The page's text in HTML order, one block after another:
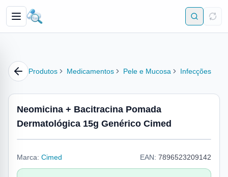
Produtos Medicamentos Pele e Mucosa Infecções
Neomicina + Bacitracina Pomada
Dermatológica 15g Genérico Cimed
Marca: Cimed EAN: 7896523209142